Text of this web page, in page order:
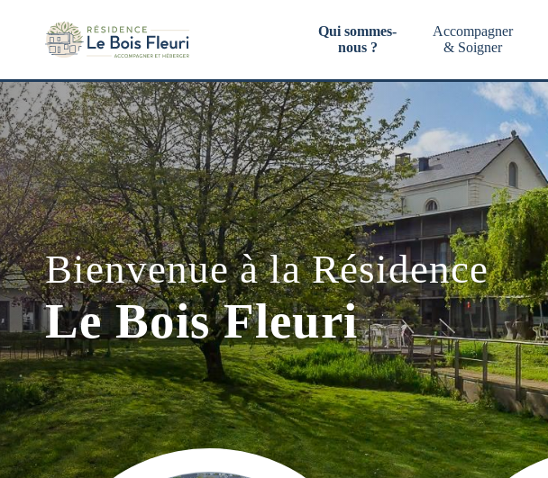
Qui sommes-
nous ?
Accompagner
& Soigner
Bienvenue à la Résidence
Le Bois Fleuri